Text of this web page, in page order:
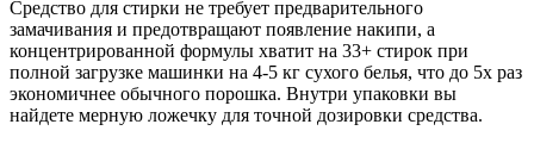
Средство для стирки не требует предварительного
замачивания и предотвращают появление накипи, а
концентрированной формулы хватит на 33+ стирок при
полной загрузке машинки на 4-5 кг сухого белья, что до 5х раз
экономичнее обычного порошка. Внутри упаковки вы
найдете мерную ложечку для точной дозировки средства.